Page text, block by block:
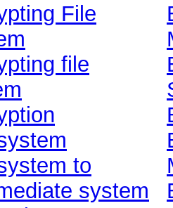
File
file
to
system